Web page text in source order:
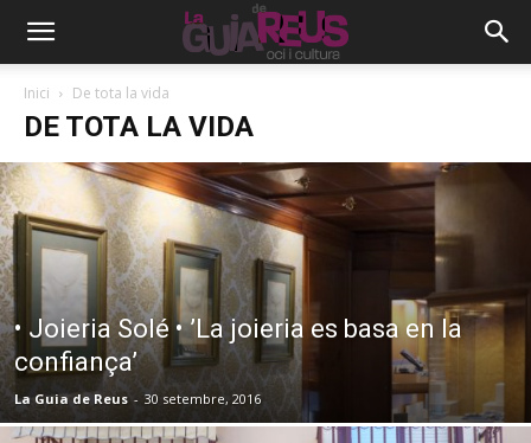
Inici De tota la vida
DE TOTA LA VIDA
• Joieria Solé • ’La joieria es basa en la
confiança’
La Guia de Reus - 30 setembre, 2016